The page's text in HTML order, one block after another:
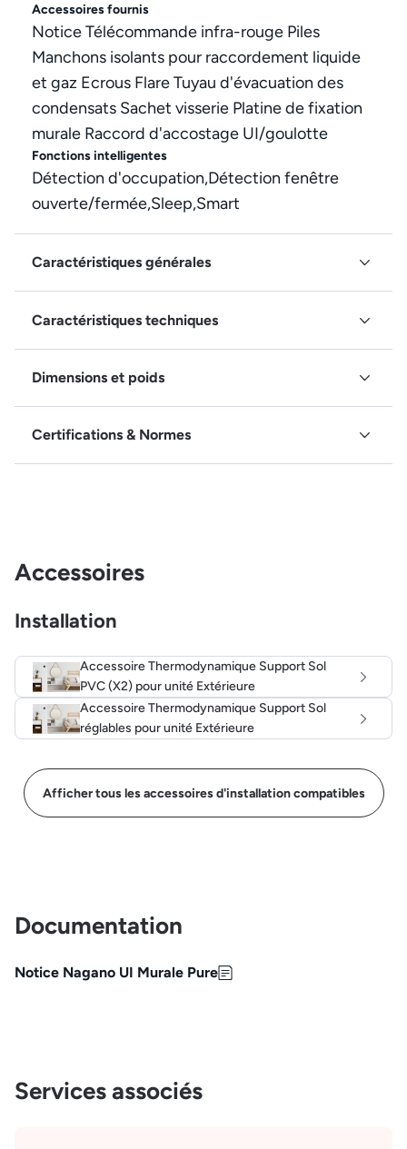
Accessoires fournis
Notice Télécommande infra-rouge Piles
Manchons isolants pour raccordement liquide
et gaz Ecrous Flare Tuyau d'évacuation des
condensats Sachet visserie Platine de fixation
murale Raccord d'accostage UI/goulotte
Fonctions intelligentes
Détection d'occupation,Détection fenêtre
ouverte/fermée,Sleep,Smart
Caractéristiques générales
Caractéristiques techniques
Dimensions et poids
Certifications & Normes
Accessoires
Installation
Accessoire Thermodynamique Support Sol
PVC (X2) pour unité Extérieure
Accessoire Thermodynamique Support Sol
réglables pour unité Extérieure
Afficher tous les accessoires d'installation compatibles
Documentation
Notice Nagano UI Murale Pure
Services associés